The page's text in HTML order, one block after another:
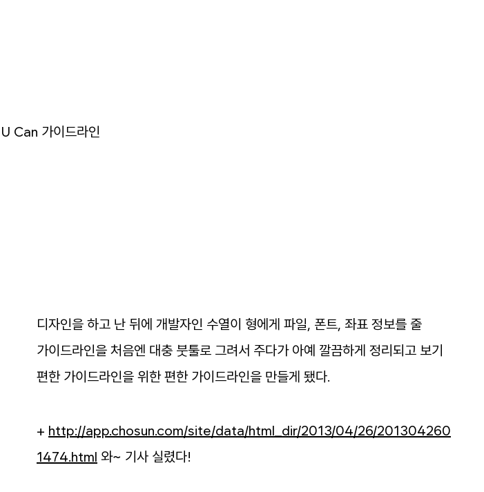
디자인을 하고 난 뒤에 개발자인 수열이 형에게 파일, 폰트, 좌표 정보를 줄
가이드라인을 처음엔 대충 붓툴로 그려서 주다가 아예 깔끔하게 정리되고 보기
편한 가이드라인을 위한 편한 가이드라인을 만들게 됐다.
+ http://app.chosun.com/site/data/html dir/2013/04/26/201304260
1474.html 와~ 기사 실렸다!